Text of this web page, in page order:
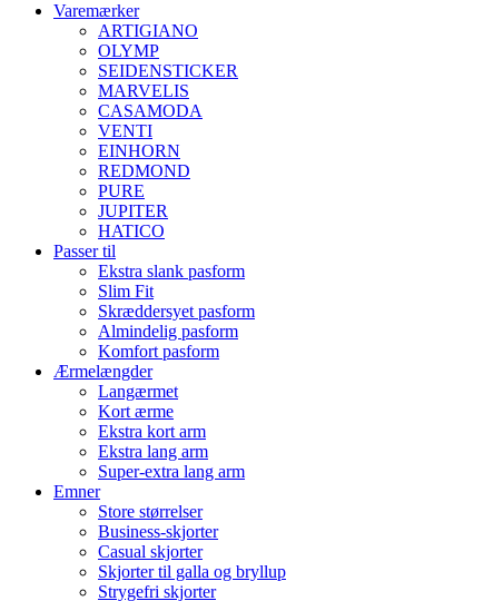
Varemærker
ARTIGIANO
OLYMP
SEIDENSTICKER
MARVELIS
CASAMODA
VENTI
EINHORN
REDMOND
PURE
JUPITER
HATICO
Passer til
Ekstra slank pasform
Slim Fit
Skræddersyet pasform
Almindelig pasform
Komfort pasform
Ærmelængder
Langærmet
Kort ærme
Ekstra kort arm
Ekstra lang arm
Super-extra lang arm
Emner
Store størrelser
Business-skjorter
Casual skjorter
Skjorter til galla og bryllup
Strygefri skjorter